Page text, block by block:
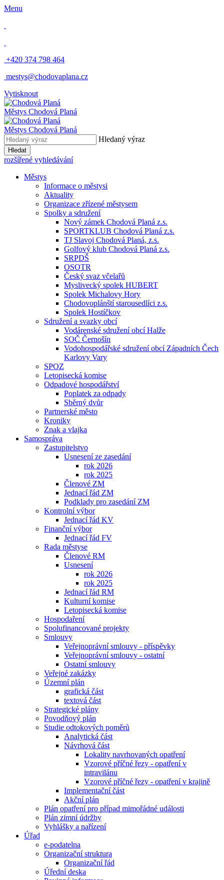
Menu
+420 374 798 464
mestys@chodovaplana.cz
Vytisknout
Městys Chodová Planá
Městys Chodová Planá
Hledaný výraz
Hledat
rozšířené vyhledávání
Městys
Informace o městysi
Aktuality
Organizace zřízené městysem
Spolky a sdružení
Nový zámek Chodová Planá z.s.
SPORTKLUB Chodová Planá z.s.
TJ Slavoj Chodová Planá, z.s.
Golfový klub Chodová Planá z.s.
SRPDŠ
OSOTR
Český svaz včelařů
Myslivecký spolek HUBERT
Spolek Michalovy Hory
Chodovoplánští starousedlíci z.s.
Spolek Hostíčkov
Sdružení a svazky obcí
Vodárenské sdružení obcí Halže
SOČ Černošín
Vodohospodářské sdružení obcí Západních Čech
Karlovy Vary
SPOZ
Letopisecká komise
Odpadové hospodářství
Poplatek za odpady
Sběrný dvůr
Partnerské město
Kroniky
Znak a vlajka
Samospráva
Zastupitelstvo
Usnesení ze zasedání
rok 2026
rok 2025
Členové ZM
Jednací řád ZM
Podklady pro zasedání ZM
Kontrolní výbor
Jednací řád KV
Finanční výbor
Jednací řád FV
Rada městyse
Členové RM
Usnesení
rok 2026
rok 2025
Jednací řád RM
Kulturní komise
Letopisecká komise
Hospodaření
Spolufinancované projekty
Smlouvy
Veřejnoprávní smlouvy - příspěvky
Veřejnoprávní smlouvy - ostatní
Ostatní smlouvy
Veřejné zakázky
Územní plán
grafická část
textová část
Strategické plány
Povodňový plán
Studie odtokových poměrů
Analytická část
Návrhová část
Lokality navrhovaných opatření
Vzorové příčné řezy - opatření v
intravilánu
Vzorové příčné řezy - opatření v krajině
Implementační část
Akční plán
Plán opatření pro případ mimořádné události
Plán zimní údržby
Vyhlášky a nařízení
Úřad
e-podatelna
Organizační struktura
Organizační řád
Úřední deska